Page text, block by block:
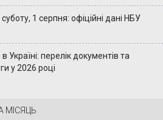
1 серпня: офіційні дані НБУ
в Україні: перелік документів та
у 2026 році
МІСЯЦЬ